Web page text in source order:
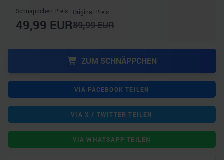
Schnäppchen Preis
49,99 EUR
Original Preis
89,99EUR
ZUM SCHNÄPPCHEN
VIA FACEBOOK TEILEN
VIA X / TWITTER TEILEN
VIA WHATSAPP TEILEN